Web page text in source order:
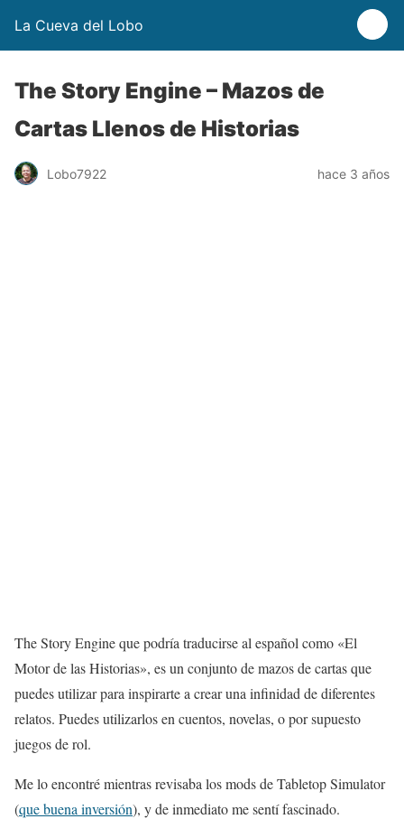
La Cueva del Lobo
The Story Engine – Mazos de
Cartas Llenos de Historias
Lobo7922 hace 3 años
The Story Engine que podría traducirse al español como «El
Motor de las Historias», es un conjunto de mazos de cartas que
puedes utilizar para inspirarte a crear una infinidad de diferentes
relatos. Puedes utilizarlos en cuentos, novelas, o por supuesto
juegos de rol.
Me lo encontré mientras revisaba los mods de Tabletop Simulator
(que buena inversión), y de inmediato me sentí fascinado.